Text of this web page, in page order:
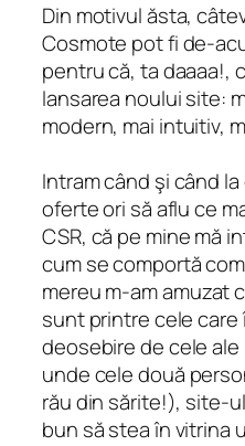
Din motivul ăsta,
Cosmote pot fi de-
pentru că, ta daaaa!,
lansarea noului site:
modern, mai intuitiv,
Intram când şi când
oferte ori să aflu ce
CSR, că pe mine mă
cum se comportă
mereu m-am amuzat
sunt printre cele care
deosebire de cele
unde cele două
rău din sărite!), site-
bun să stea în vitrina